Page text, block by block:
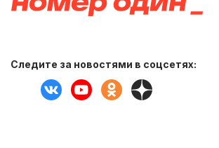
Следите за новостями в соцсетях: